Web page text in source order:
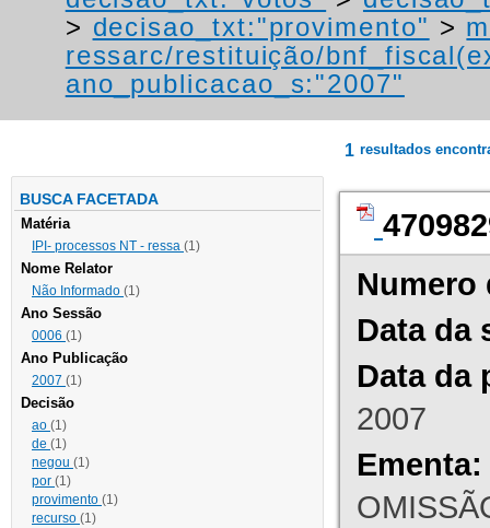
> decisao_txt:"provimento" >
ressarc/restituição/
ano_publicacao_s:"2007"
BUSCA FACETADA
Matéria
IPI- processos NT - ressa (1)
Nome Relator
Não Informado (1)
Ano Sessão
0006 (1)
Ano Publicação
2007 (1)
Decisão
ao (1)
de (1)
negou (1)
por (1)
provimento (1)
recurso (1)
1 resultados
Numero
Data da
Data da
2007
Ementa: